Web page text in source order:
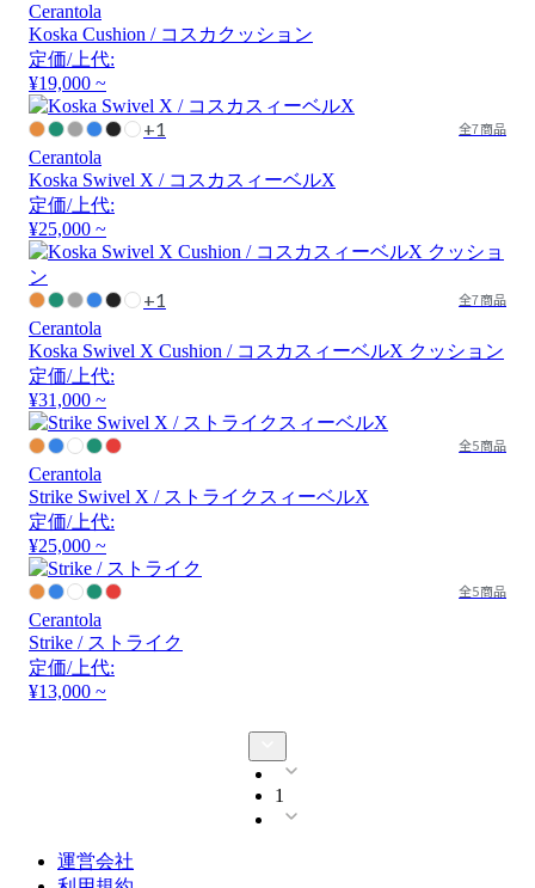
Cerantola
Koska Cushion / コスカクッション
定価/上代:
¥19,000 ~
+1 全7商品
Cerantola
Koska Swivel X / コスカスィーベルX
定価/上代:
¥25,000 ~
+1 全7商品
Cerantola
Koska Swivel X Cushion / コスカスィーベルX クッション
定価/上代:
¥31,000 ~
全5商品
Cerantola
Strike Swivel X / ストライクスィーベルX
定価/上代:
¥25,000 ~
全5商品
Cerantola
Strike / ストライク
定価/上代:
¥13,000 ~
1
運営会社